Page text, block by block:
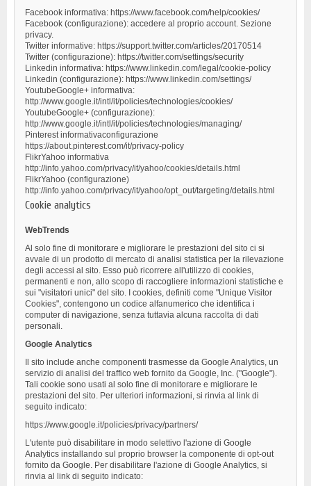
Facebook informativa: https://www.facebook.com/help/cookies/
Facebook (configurazione): accedere al proprio account. Sezione
privacy.
Twitter informative: https://support.twitter.com/articles/20170514
Twitter (configurazione): https://twitter.com/settings/security
Linkedin informativa: https://www.linkedin.com/legal/cookie-policy
Linkedin (configurazione): https://www.linkedin.com/settings/
YoutubeGoogle+ informativa:
http://www.google.it/intl/it/policies/technologies/cookies/
YoutubeGoogle+ (configurazione):
http://www.google.it/intl/it/policies/technologies/managing/
Pinterest informativaconfigurazione
https://about.pinterest.com/it/privacy-policy
FlikrYahoo informativa
http://info.yahoo.com/privacy/it/yahoo/cookies/details.html
FlikrYahoo (configurazione)
http://info.yahoo.com/privacy/it/yahoo/opt_out/targeting/details.html
Cookie analytics
WebTrends
Al solo fine di monitorare e migliorare le prestazioni del sito ci si
avvale di un prodotto di mercato di analisi statistica per la rilevazione
degli accessi al sito. Esso può ricorrere all'utilizzo di cookies,
permanenti e non, allo scopo di raccogliere informazioni statistiche e
sui "visitatori unici" del sito. I cookies, definiti come "Unique Visitor
Cookies", contengono un codice alfanumerico che identifica i
computer di navigazione, senza tuttavia alcuna raccolta di dati
personali.
Google Analytics
Il sito include anche componenti trasmesse da Google Analytics, un
servizio di analisi del traffico web fornito da Google, Inc. ("Google").
Tali cookie sono usati al solo fine di monitorare e migliorare le
prestazioni del sito. Per ulteriori informazioni, si rinvia al link di
seguito indicato:
https://www.google.it/policies/privacy/partners/
L'utente può disabilitare in modo selettivo l'azione di Google
Analytics installando sul proprio browser la componente di opt-out
fornito da Google. Per disabilitare l'azione di Google Analytics, si
rinvia al link di seguito indicato: